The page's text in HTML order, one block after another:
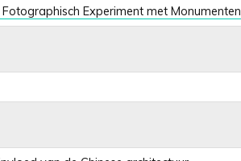
Experiment met Monumenten